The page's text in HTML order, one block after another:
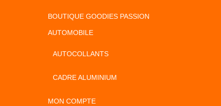
BOUTIQUE GOODIES PASSION
AUTOMOBILE
AUTOCOLLANTS
CADRE ALUMINIUM
MON COMPTE